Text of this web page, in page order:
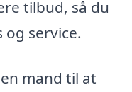
tilbud, så du
service.
mand til at